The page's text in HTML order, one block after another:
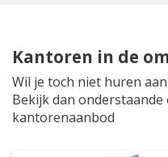
Kantoren in de
Wil je toch niet huren
Bekijk dan
kantorenaanbod